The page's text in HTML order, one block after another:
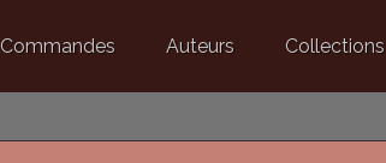
Commandes Auteurs Collections